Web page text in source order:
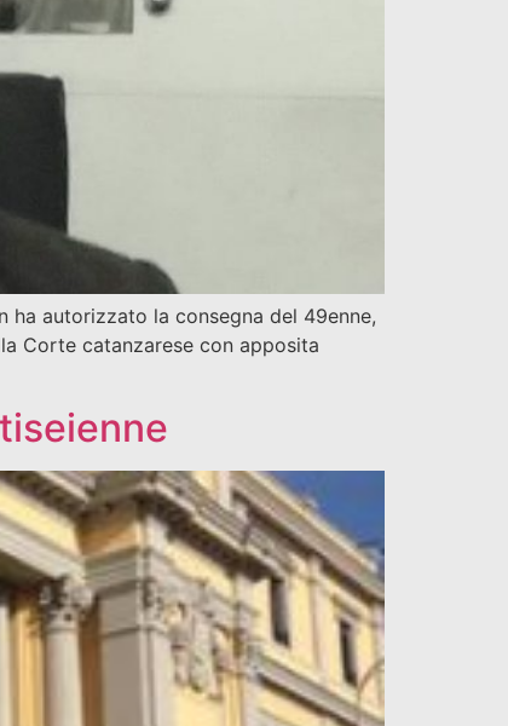
ha autorizzato la consegna del 49enne,
Corte catanzarese con apposita